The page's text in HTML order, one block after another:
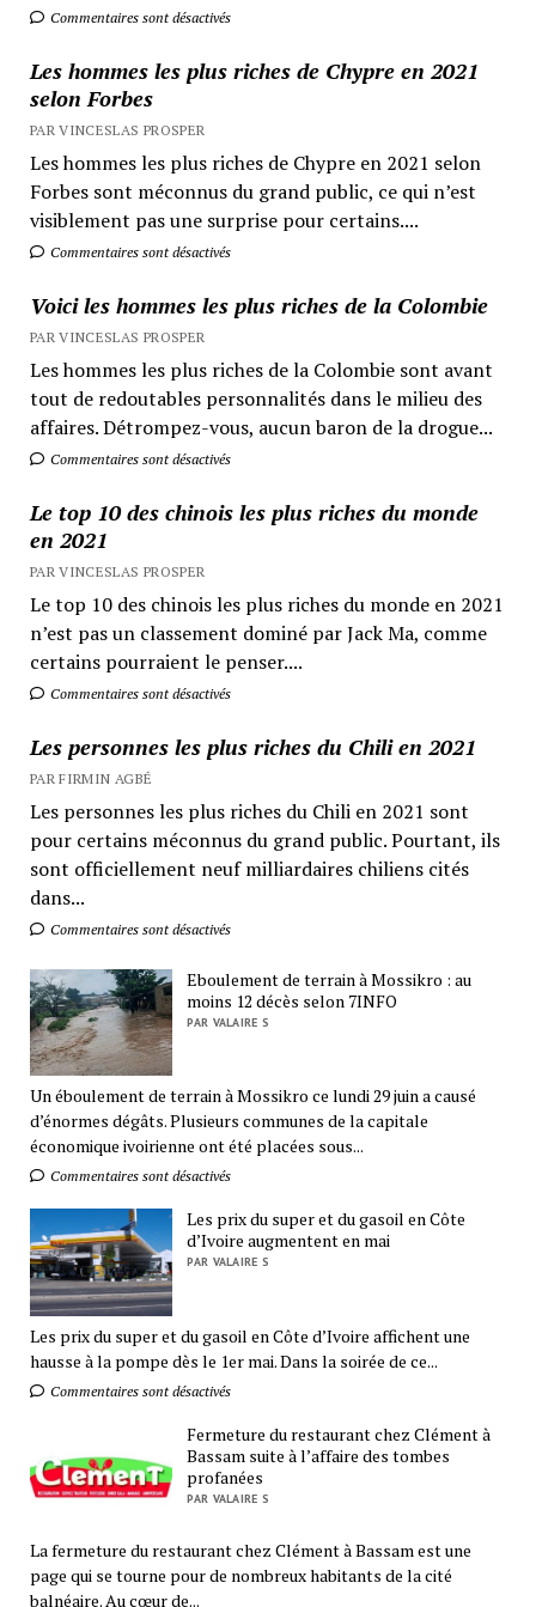
Commentaires sont désactivés
Les hommes les plus riches de Chypre en 2021
selon Forbes
PAR VINCESLAS PROSPER
Les hommes les plus riches de Chypre en 2021 selon
Forbes sont méconnus du grand public, ce qui n’est
visiblement pas une surprise pour certains....
Commentaires sont désactivés
Voici les hommes les plus riches de la Colombie
PAR VINCESLAS PROSPER
Les hommes les plus riches de la Colombie sont avant
tout de redoutables personnalités dans le milieu des
affaires. Détrompez-vous, aucun baron de la drogue...
Commentaires sont désactivés
Le top 10 des chinois les plus riches du monde
en 2021
PAR VINCESLAS PROSPER
Le top 10 des chinois les plus riches du monde en 2021
n’est pas un classement dominé par Jack Ma, comme
certains pourraient le penser....
Commentaires sont désactivés
Les personnes les plus riches du Chili en 2021
PAR FIRMIN AGBÉ
Les personnes les plus riches du Chili en 2021 sont
pour certains méconnus du grand public. Pourtant, ils
sont officiellement neuf milliardaires chiliens cités
dans...
Commentaires sont désactivés
Eboulement de terrain à Mossikro : au
moins 12 décès selon 7INFO
PAR VALAIRE S
Un éboulement de terrain à Mossikro ce lundi 29 juin a causé
d’énormes dégâts. Plusieurs communes de la capitale
économique ivoirienne ont été placées sous...
Commentaires sont désactivés
Les prix du super et du gasoil en Côte
d’Ivoire augmentent en mai
PAR VALAIRE S
Les prix du super et du gasoil en Côte d’Ivoire affichent une
hausse à la pompe dès le 1er mai. Dans la soirée de ce...
Commentaires sont désactivés
Fermeture du restaurant chez Clément à
Bassam suite à l’affaire des tombes
profanées
PAR VALAIRE S
La fermeture du restaurant chez Clément à Bassam est une
page qui se tourne pour de nombreux habitants de la cité
balnéaire. Au cœur de...